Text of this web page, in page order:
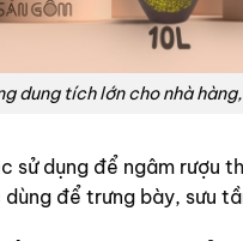
dung tích lớn cho nhà
sử dụng để ngâm rượu
để trưng bày, sưu